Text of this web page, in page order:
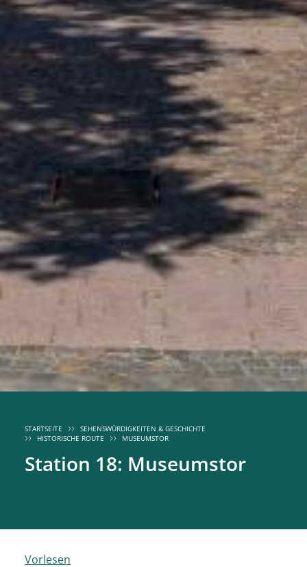
STARTSEITE
SEHENSWÜRDIGKEITEN & GESCHICHTE
HISTORISCHE ROUTE
MUSEUMSTOR
Station 18: Museumstor
Vorlesen